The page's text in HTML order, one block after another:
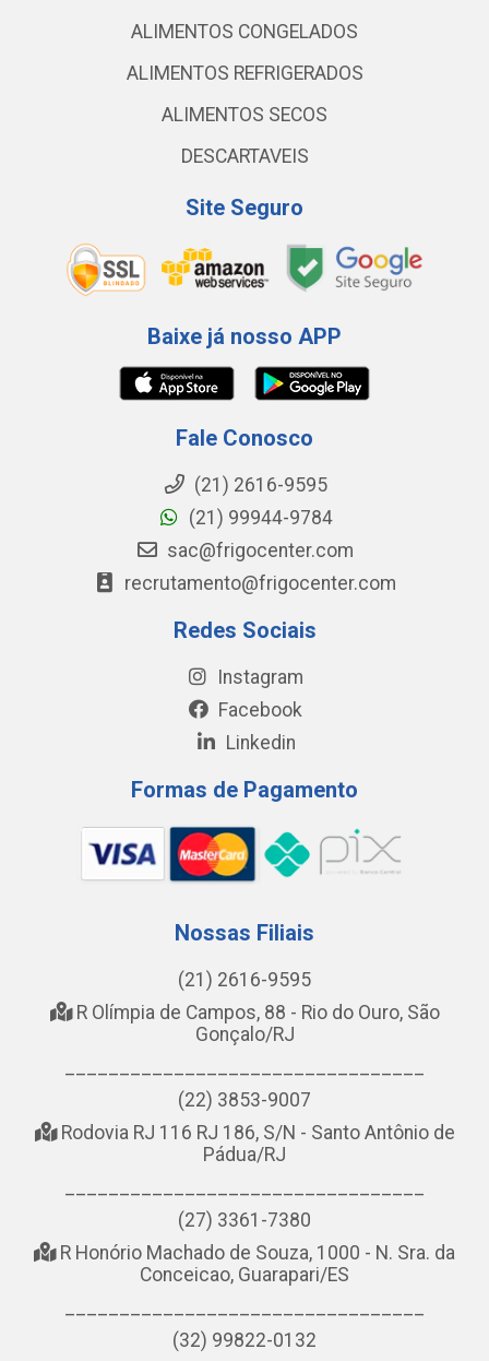
ALIMENTOS CONGELADOS
ALIMENTOS REFRIGERADOS
ALIMENTOS SECOS
DESCARTAVEIS
Site Seguro
Baixe já nosso APP
Fale Conosco
(21) 2616-9595
(21) 99944-9784
sac@frigocenter.com
recrutamento@frigocenter.com
Redes Sociais
Instagram
Facebook
Linkedin
Formas de Pagamento
Nossas Filiais
(21) 2616-9595
R Olímpia de Campos, 88 - Rio do Ouro, São
Gonçalo/RJ
(22) 3853-9007
Rodovia RJ 116 RJ 186, S/N - Santo Antônio de
Pádua/RJ
(27) 3361-7380
R Honório Machado de Souza, 1000 - N. Sra. da
Conceicao, Guarapari/ES
(32) 99822-0132